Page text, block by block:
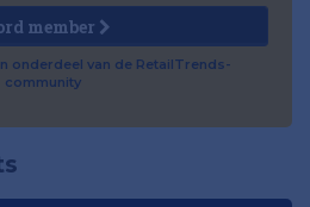
member
onderdeel van de RetailTrends-
community